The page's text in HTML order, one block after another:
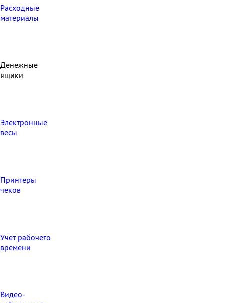
Расходные
материалы
Денежные
ящики
Электронные
весы
Принтеры
чеков
Учет рабочего
времени
Видео‑